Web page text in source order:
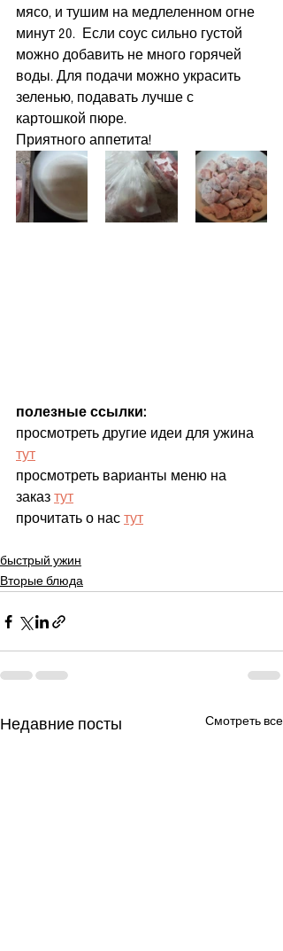
мясо, и тушим на медлеленном огне
минут 20.  Если соус сильно густой
можно добавить не много горячей
воды. Для подачи можно украсить
зеленью, подавать лучше с
картошкой пюре.
Приятного аппетита!
полезные ссылки:
просмотреть другие идеи для ужина
тут
просмотреть варианты меню на
заказ тут
прочитать о нас тут
быстрый ужин
Вторые блюда
Недавние посты Смотреть все